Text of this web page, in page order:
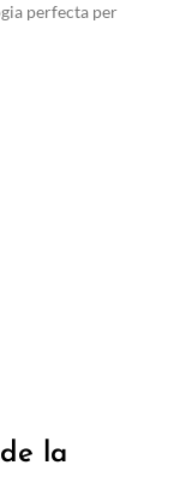
perfecta per
la